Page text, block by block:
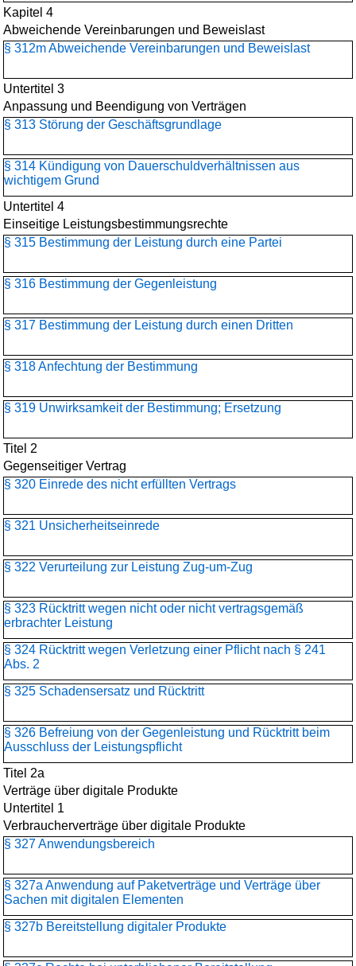
Kapitel 4
Abweichende Vereinbarungen und Beweislast
§ 312m Abweichende Vereinbarungen und Beweislast
Untertitel 3
Anpassung und Beendigung von Verträgen
§ 313 Störung der Geschäftsgrundlage
§ 314 Kündigung von Dauerschuldverhältnissen aus
wichtigem Grund
Untertitel 4
Einseitige Leistungsbestimmungsrechte
§ 315 Bestimmung der Leistung durch eine Partei
§ 316 Bestimmung der Gegenleistung
§ 317 Bestimmung der Leistung durch einen Dritten
§ 318 Anfechtung der Bestimmung
§ 319 Unwirksamkeit der Bestimmung; Ersetzung
Titel 2
Gegenseitiger Vertrag
§ 320 Einrede des nicht erfüllten Vertrags
§ 321 Unsicherheitseinrede
§ 322 Verurteilung zur Leistung Zug-um-Zug
§ 323 Rücktritt wegen nicht oder nicht vertragsgemäß
erbrachter Leistung
§ 324 Rücktritt wegen Verletzung einer Pflicht nach § 241
Abs. 2
§ 325 Schadensersatz und Rücktritt
§ 326 Befreiung von der Gegenleistung und Rücktritt beim
Ausschluss der Leistungspflicht
Titel 2a
Verträge über digitale Produkte
Untertitel 1
Verbraucherverträge über digitale Produkte
§ 327 Anwendungsbereich
§ 327a Anwendung auf Paketverträge und Verträge über
Sachen mit digitalen Elementen
§ 327b Bereitstellung digitaler Produkte